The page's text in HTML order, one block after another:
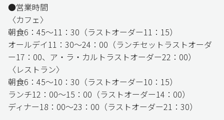
●営業時間
〈カフェ〉
朝食6：45〜11：30（ラストオーダー11：15）
オールデイ11：30〜24：00（ランチセットラストオーダ
ー17：00、ア・ラ・カルトラストオーダー22：00）
〈レストラン〉
朝食6：45〜10：30（ラストオーダー10：15）
ランチ12：00〜15：00（ラストオーダー14：00）
ディナー18：00〜23：00（ラストオーダー21：30）